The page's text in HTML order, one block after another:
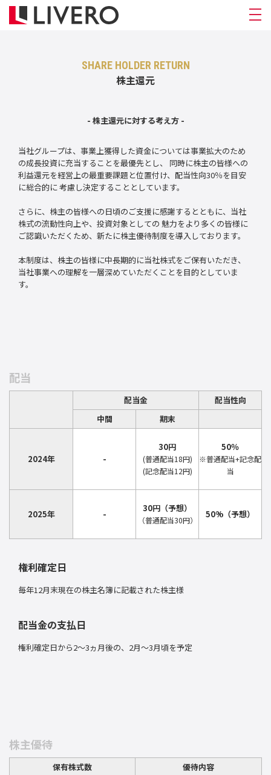
SHARE HOLDER RETURN
株主還元
- 株主還元に対する考え方 -
当社グループは、事業上獲得した資金については事業拡大のため
の成長投資に充当することを最優先とし、
同時に株主の皆様への
利益還元を経営上の最重要課題と位置付け、配当性向30％を目安
に総合的に考慮し決定することとしています。
さらに、株主の皆様への日頃のご支援に感謝するとともに、当社
株式の流動性向上や、投資対象としての 魅力をより多くの皆様に
ご認識いただくため、新たに株主優待制度を導入しております。
本制度は、株主の皆様に中長期的に当社株式をご保有いただき、
当社事業への理解を一層深めていただくことを目的としていま
す。
配当
配当金
配当性向
中間
期末
2024年 -
30円
(普通配当18円)
(記念配当12円)
50％
※普通配当+記念配
当
2025年 -
30円（予想）
（普通配当30円）
50%（予想）
権利確定日
毎年12月末現在の株主名簿に記載された株主様
配当金の支払日
権利確定日から2～3ヵ月後の、2月〜3月頃を予定
株主優待
保有株式数 優待内容